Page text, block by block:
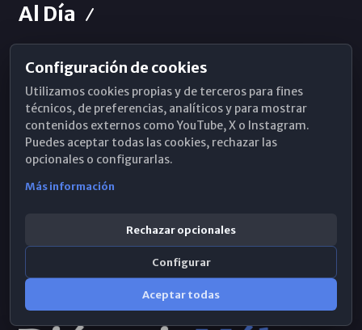
Al Día
Horarios de Misa
Hemeroteca
WhatsApp
Configuración de cookies
Utilizamos cookies propias y de terceros para fines
técnicos, de preferencias, analíticos y para mostrar
contenidos externos como YouTube, X o Instagram.
Puedes aceptar todas las cookies, rechazar las
opcionales o configurarlas.
Más información
Rechazar opcionales
Configurar
Aceptar todas